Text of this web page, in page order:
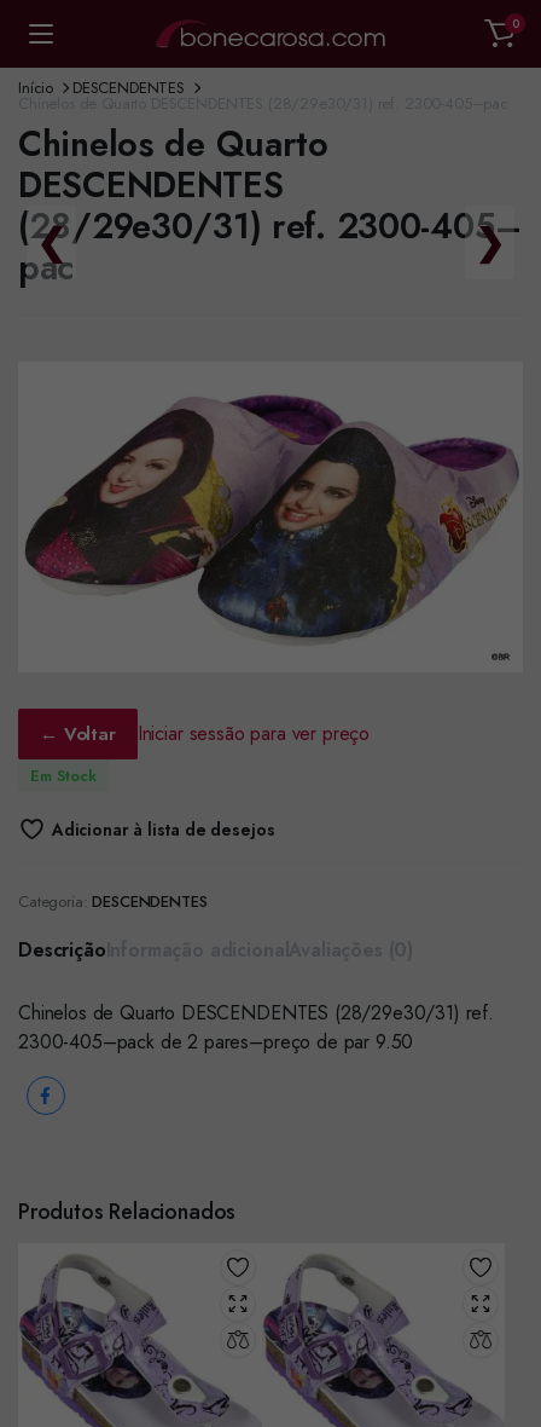
0
Início DESCENDENTES
Chinelos de Quarto
DESCENDENTES
(28/29e30/31) ref. 2300-405–
pac
❮ ❯
← Voltar Iniciar sessão para ver preço
Em Stock
Adicionar à lista de desejos
Categoria: DESCENDENTES
Descrição
Chinelos de Quarto DESCENDENTES (28/29e30/31) ref.
2300-405–pack de 2 pares–preço de par 9.50
Produtos Relacionados